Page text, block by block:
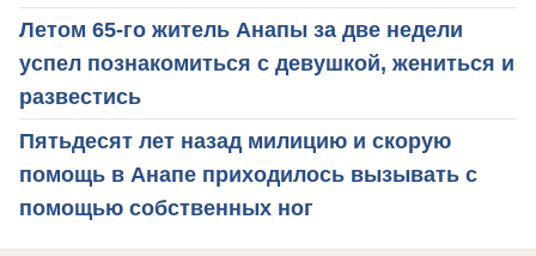
Летом 65-го житель Анапы за две недели
успел познакомиться с девушкой, жениться и
развестись
Пятьдесят лет назад милицию и скорую
помощь в Анапе приходилось вызывать с
помощью собственных ног